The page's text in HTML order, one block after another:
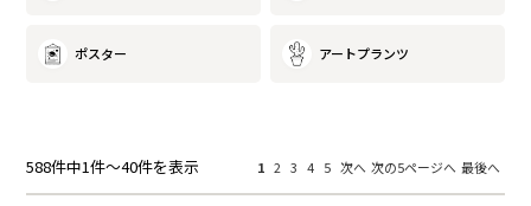
ポスター アートプランツ
588件中1件～40件を表示 1 2 3 4 5 次へ 次の5ページへ 最後へ